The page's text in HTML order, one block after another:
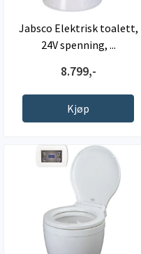
Jabsco Elektrisk toalett,
24V spenning, ...
8.799,-
Kjøp